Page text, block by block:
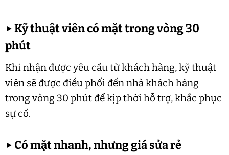
▶Kỹ thuật viên có mặt trong vòng 30
phút
Khi nhận được yêu cầu từ khách hàng, kỹ thuật
viên sẽ được điều phối đến nhà khách hàng
trong vòng 30 phút để kịp thời hỗ trợ, khắc phục
sự cố.
▶ Có mặt nhanh, nhưng giá sửa rẻ